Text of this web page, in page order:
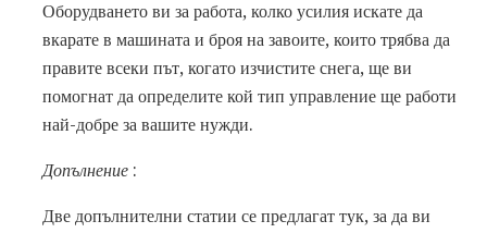
Оборудването ви за работа, колко усилия искате да
вкарате в машината и броя на завоите, които трябва да
правите всеки път, когато изчистите снега, ще ви
помогнат да определите кой тип управление ще работи
най-добре за вашите нужди.
Допълнение :
Две допълнителни статии се предлагат тук, за да ви